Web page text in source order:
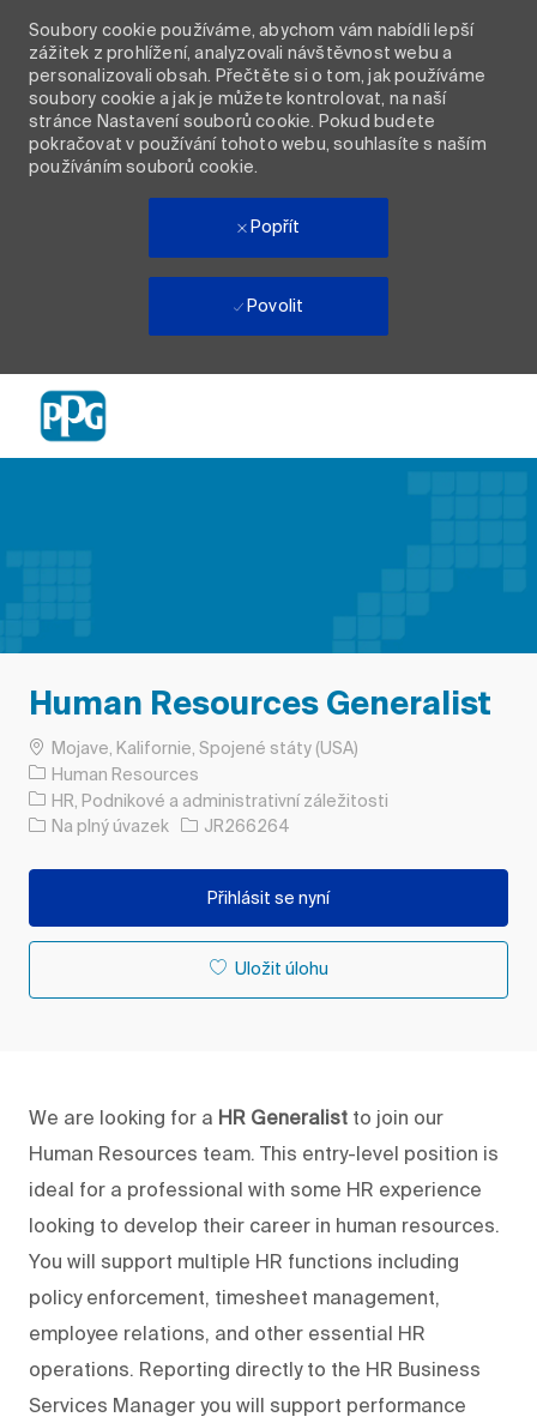
Soubory cookie používáme, abychom vám nabídli lepší
zážitek z prohlížení, analyzovali návštěvnost webu a
personalizovali obsah. Přečtěte si o tom, jak používáme
soubory cookie a jak je můžete kontrolovat, na naší
stránce Nastavení souborů cookie. Pokud budete
pokračovat v používání tohoto webu, souhlasíte s naším
používáním souborů cookie.
Popřít
Povolit
Human Resources Generalist
Umístění
Mojave, Kalifornie, Spojené státy (USA)
Human Resources
Kategorie
HR, Podnikové a administrativní záležitosti
Typ úlohy
Na plný úvazek ID úlohy
JR266264
Přihlásit se nyní
Uložit úlohu
We are looking for a HR Generalist to join our
Human Resources team. This entry-level position is
ideal for a professional with some HR experience
looking to develop their career in human resources.
You will support multiple HR functions including
policy enforcement, timesheet management,
employee relations, and other essential HR
operations. Reporting directly to the HR Business
Services Manager you will support performance